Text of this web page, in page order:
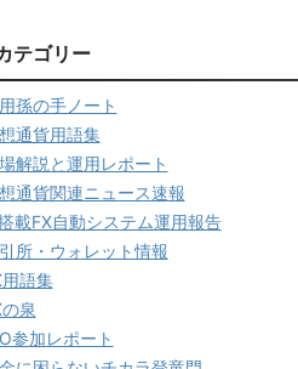
テゴリー
孫の手ノート
通貨用語集
解説と運用レポート
通貨関連ニュース速報
載FX自動システム運用報告
所・ウォレット情報
用語集
泉
参加レポート